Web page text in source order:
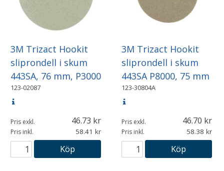
3M Trizact Hookit
sliprondell i skum
443SA, 76 mm, P3000
123-02087
Pris exkl. 46.73
Pris inkl. 58.41
Köp
3M Trizact Hookit
sliprondell i skum
443SA P8000, 75 mm
123-30804A
Pris exkl. 46.70
Pris inkl. 58.38
Köp